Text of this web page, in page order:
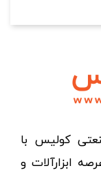
کولیس با
در عرصه ابزارآلات و